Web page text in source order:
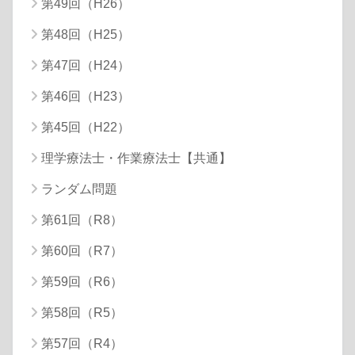
第49回（H26）
第48回（H25）
第47回（H24）
第46回（H23）
第45回（H22）
理学療法士・作業療法士【共通】
ランダム問題
第61回（R8）
第60回（R7）
第59回（R6）
第58回（R5）
第57回（R4）